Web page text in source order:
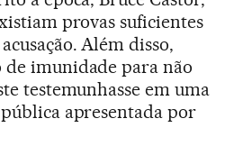
provas suficientes
Além disso,
de imunidade para não
testemunhasse em uma
apresentada por